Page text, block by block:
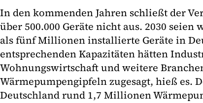
In den kommenden Jahren schließt der
über 500.000 Geräte nicht aus. 2030
als fünf Millionen installierte Geräte in
entsprechenden Kapazitäten hätten
Wohnungswirtschaft und weitere
Wärmepumpengipfeln zugesagt, hieß es.
Deutschland rund 1,7 Millionen